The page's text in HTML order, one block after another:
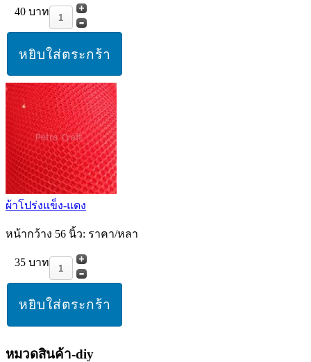
40 บาท
ผ้าโปร่งแข็ง-แดง
หน้ากว้าง 56 นิ้ว: ราคา/หลา
35 บาท
หมวดสินค้า-diy